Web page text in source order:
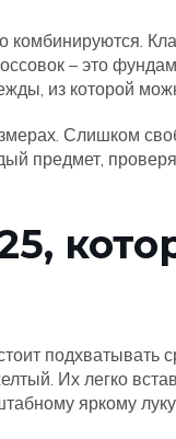
комбинируются.
– это
из которой
Слишком
предмет,
подхватывать
Их легко
яркому